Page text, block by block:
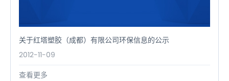
关于红塔塑胶（成都）有限公司环保信息的公示
2012-11-09
查看更多